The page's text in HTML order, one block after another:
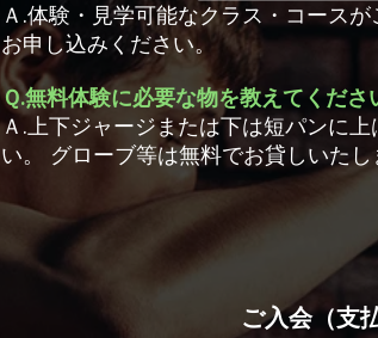
Ａ.体験・見学可能なクラス・コース
お申し込みください。
Ｑ.無料体験に必要な物を教えてくださ
Ａ.上下ジャージまたは下は短パンに
い。 グローブ等は無料でお貸しいたし
ご入会（支